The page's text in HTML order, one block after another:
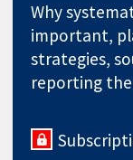
Why
important,
strategies,
reporting